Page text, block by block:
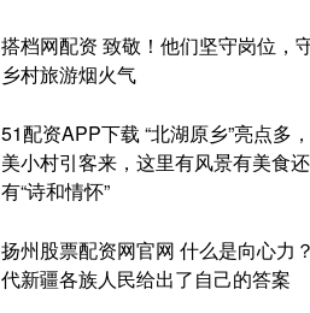
搭档网配资 致敬！他们坚守岗位，
乡村旅游烟火气
51配资APP下载 “北湖原乡”亮点多
美小村引客来，这里有风景有美食还
有“诗和情怀”
扬州股票配资网官网 什么是向心力
代新疆各族人民给出了自己的答案